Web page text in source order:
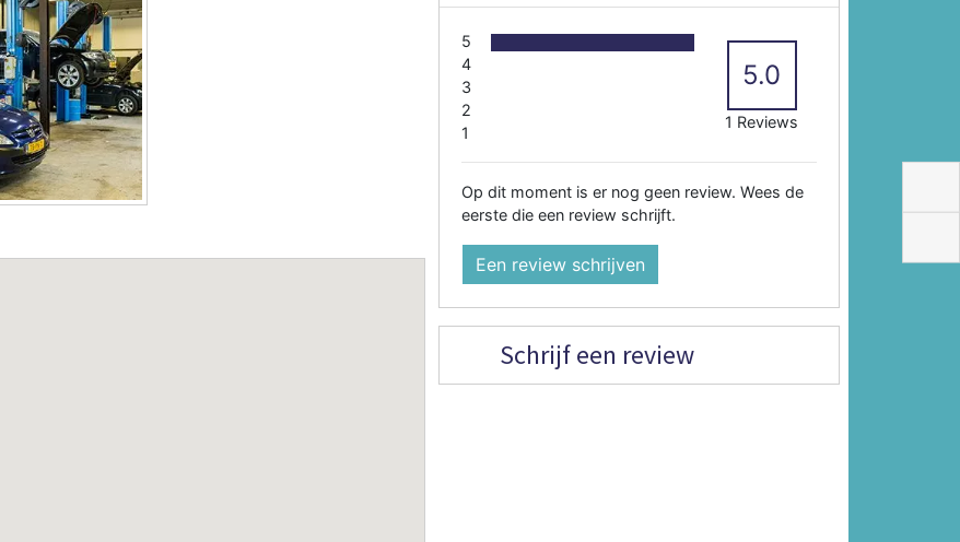
5
4
3
2
1
5.0
1 Reviews
Op dit moment is er nog geen review. Wees de
eerste die een review schrijft.
Een review schrijven
Schrijf een review